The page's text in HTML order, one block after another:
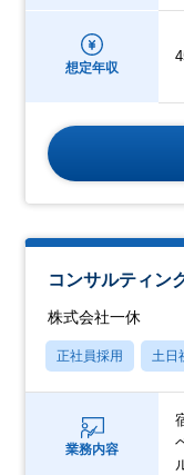
想定年収
コンサルティン
株式会社一休
正社員採用 土日
業務内容